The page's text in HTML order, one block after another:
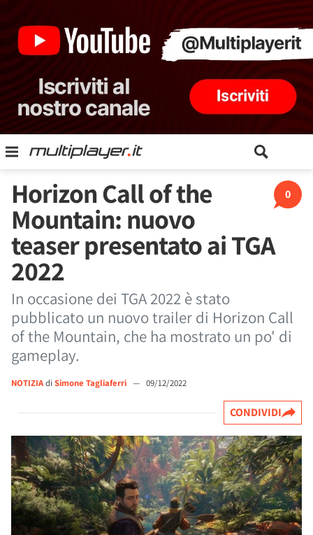
0
Horizon Call of the
Mountain: nuovo
teaser presentato ai TGA
2022
In occasione dei TGA 2022 è stato
pubblicato un nuovo trailer di Horizon Call
of the Mountain, che ha mostrato un po' di
gameplay.
NOTIZIAdi Simone Tagliaferri — 09/12/2022
CONDIVIDI